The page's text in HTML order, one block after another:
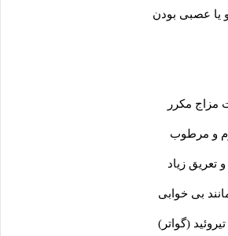
عصبی بودن
مزاج مکرر
و مرطوب
تعریق زیاد
بی خوابی
(گواتر)